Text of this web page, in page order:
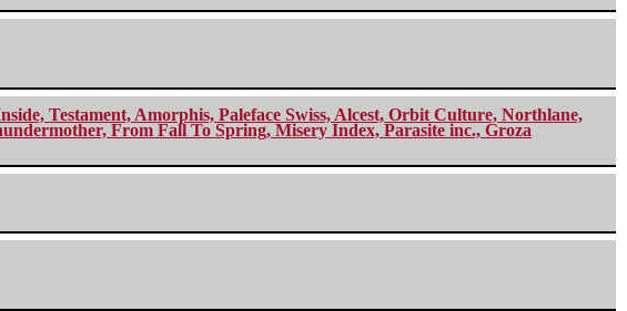
Testament, Amorphis, Paleface Swiss, Alcest, Orbit Culture, Northlane,
From Fall To Spring, Misery Index, Parasite inc., Groza